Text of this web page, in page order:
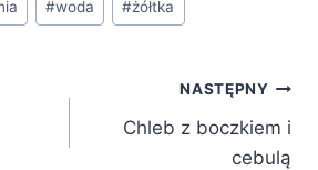
#woda #żółtka
NASTĘPNY
Chleb z boczkiem i
cebulą